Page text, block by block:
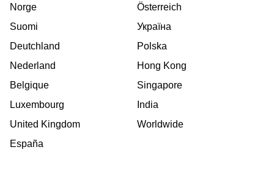
Norge
Suomi
Deutchland
Nederland
Belgique
Luxembourg
United Kingdom
España
Österreich
Україна
Polska
Hong Kong
Singapore
India
Worldwide